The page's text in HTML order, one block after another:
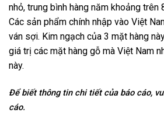
nhỏ, trung bình hàng năm khoảng trên
Các sản phẩm chính nhập vào Việt
ván sợi. Kim ngạch của 3 mặt hàng
giá trị các mặt hàng gỗ mà Việt Nam
này.
Để biết thông tin chi tiết của báo cáo,
cáo.